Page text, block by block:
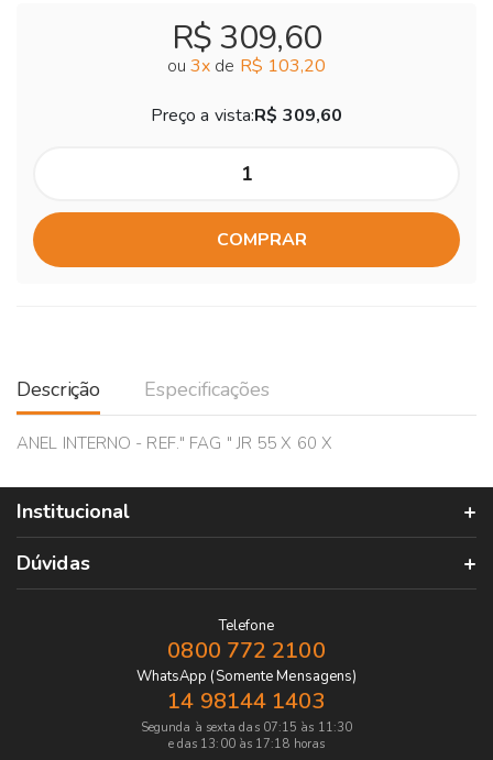
R$ 309,60
ou 3x de R$ 103,20
Preço a vista:R$ 309,60
COMPRAR
Descrição Especificações
ANEL INTERNO - REF." FAG " JR 55 X 60 X
Institucional
Dúvidas
Telefone
0800 772 2100
WhatsApp (Somente Mensagens)
14 98144 1403
Segunda à sexta das 07:15 às 11:30
e das 13:00 às 17:18 horas